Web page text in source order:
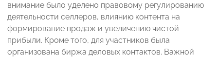
внимание было уделено правовому регулированию
деятельности селлеров, влиянию контента на
формирование продаж и увеличению чистой
прибыли. Кроме того, для участников была
организована биржа деловых контактов. Важной